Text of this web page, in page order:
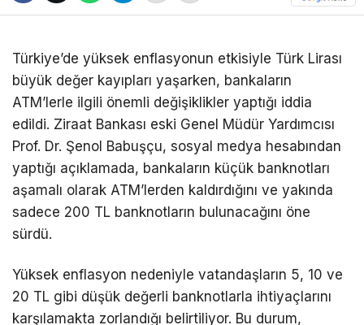
Türkiye’de yüksek enflasyonun etkisiyle Türk Lirası
büyük değer kayıpları yaşarken, bankaların
ATM’lerle ilgili önemli değişiklikler yaptığı iddia
edildi. Ziraat Bankası eski Genel Müdür Yardımcısı
Prof. Dr. Şenol Babuşçu, sosyal medya hesabından
yaptığı açıklamada, bankaların küçük banknotları
aşamalı olarak ATM’lerden kaldırdığını ve yakında
sadece 200 TL banknotların bulunacağını öne
sürdü.
Yüksek enflasyon nedeniyle vatandaşların 5, 10 ve
20 TL gibi düşük değerli banknotlarla ihtiyaçlarını
karşılamakta zorlandığı belirtiliyor. Bu durum,